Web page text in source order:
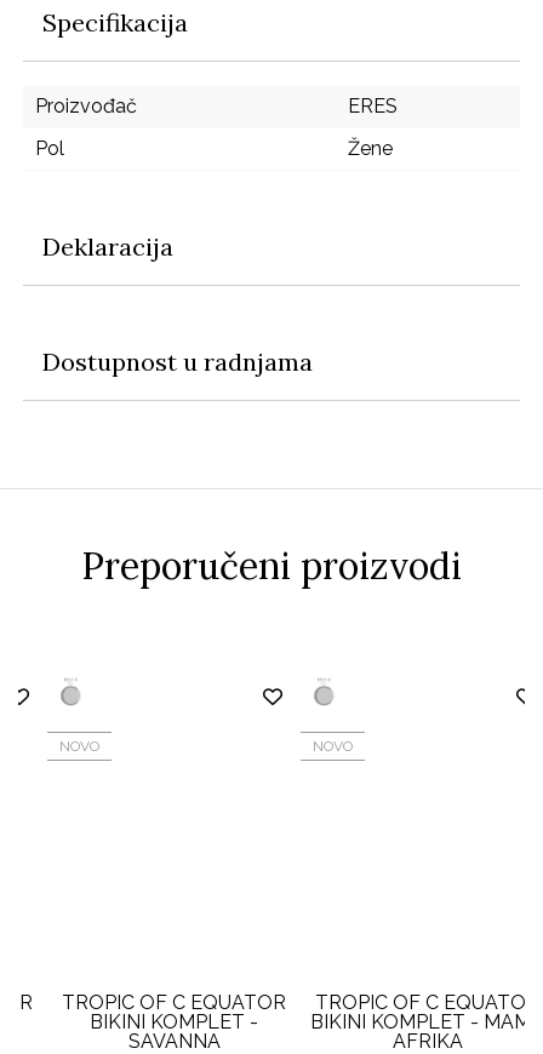
Specifikacija
Proizvođač
ERES
Pol
Žene
Deklaracija
Dostupnost u radnjama
Preporučeni proizvodi
NOVO
TROPIC OF C EQUATOR
BIKINI KOMPLET -
SAVANNA
NOVO
TROPIC OF C EQUATOR
BIKINI KOMPLET - MAMA
AFRIKA